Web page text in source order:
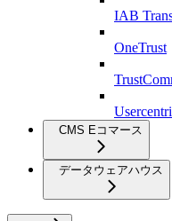
IAB
OneTrust
CMS Eコマース
データウェアハウス